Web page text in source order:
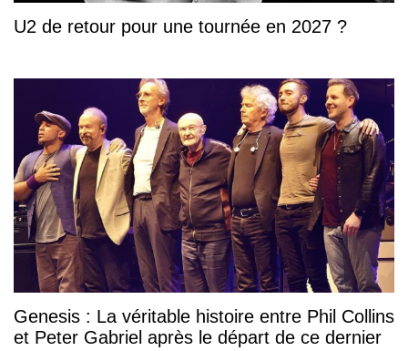
U2 de retour pour une tournée en 2027 ?
Genesis : La véritable histoire entre Phil Collins
et Peter Gabriel après le départ de ce dernier